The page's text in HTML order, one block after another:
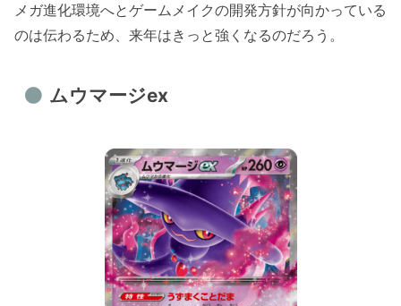
メガ進化環境へとゲームメイクの開発方針が向かっている
のは伝わるため、来年はきっと強くなるのだろう。
ムウマージex